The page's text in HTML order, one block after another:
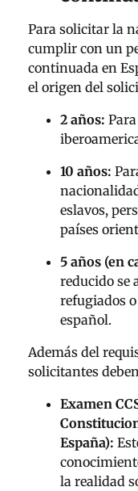
Para solicitar la
cumplir con un
continuada en
el origen del
2 años:
10 años:
eslavos,
países
5 años (en
reducido se
refugiados
español.
Además del
solicitantes
Examen
España):
la realidad